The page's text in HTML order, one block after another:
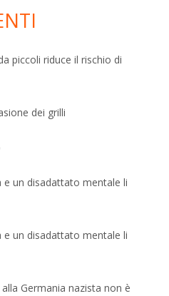
piccoli riduce il rischio di
dei grilli
un disadattato mentale li
un disadattato mentale li
Germania nazista non è